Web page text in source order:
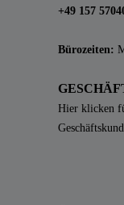
+49 157
Bürozeiten:
Hier klicken